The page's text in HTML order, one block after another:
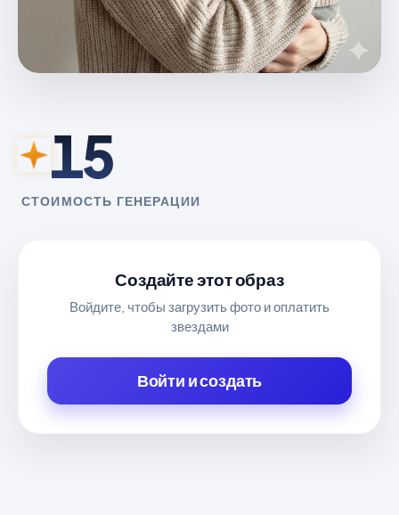
15
СТОИМОСТЬ ГЕНЕРАЦИИ
Создайте этот образ
Войдите, чтобы загрузить фото и оплатить
звездами
Войти и создать